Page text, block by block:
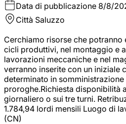
Data di pubblicazione 8/8/
Città Saluzzo
Cerchiamo risorse che potranno
cicli produttivi, nel montaggio e
lavorazioni meccaniche e nel
verranno inserite con un iniziale
determinato in
proroghe.Richiesta disponibilità
giornaliero o sui tre turni.
1.784,94 lordi mensili Luogo di
(CN)